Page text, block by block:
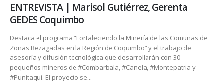
ENTREVISTA | Marisol Gutiérrez, Gerenta
GEDES Coquimbo
Destaca el programa “Fortaleciendo la Minería de las Comunas de
Zonas Rezagadas en la Región de Coquimbo” y el trabajo de
asesoría y difusión tecnológica que desarrollarán con 30
pequeños mineros de #Combarbala, #Canela, #Montepatria y
#Punitaqui. El proyecto se...